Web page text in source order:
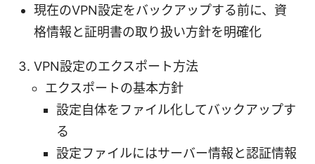
現在のVPN設定をバックアップする前に、資
格情報と証明書の取り扱い方針を明確化
VPN設定のエクスポート方法
エクスポートの基本方針
設定自体をファイル化してバックアップす
る
設定ファイルにはサーバー情報と認証情報